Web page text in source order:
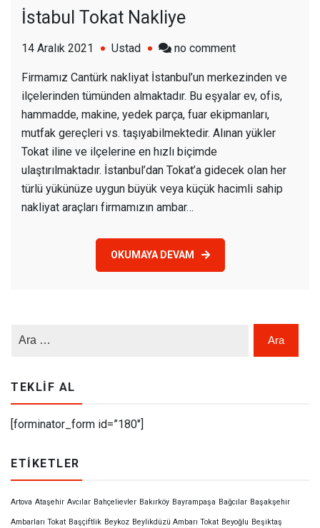
İstabul Tokat Nakliye
14 Aralık 2021 Ustad no commenton
Tokat
Nakliye
Firmamız Cantürk nakliyat İstanbul’un merkezinden ve
ilçelerinden tümünden almaktadır. Bu eşyalar ev, ofis,
hammadde, makine, yedek parça, fuar ekipmanları,
mutfak gereçleri vs. taşıyabilmektedir. Alınan yükler
Tokat iline ve ilçelerine en hızlı biçimde
ulaştırılmaktadır. İstanbul’dan Tokat’a gidecek olan her
türlü yükünüze uygun büyük veya küçük hacimli sahip
nakliyat araçları firmamızın ambar…
OKUMAYA DEVAM
TEKLIF AL
[forminator_form id=”180″]
ETIKETLER
Artova Ataşehir Avcılar Bahçelievler Bakırköy Bayrampaşa Bağcılar Başakşehir
Ambarları Tokat Başçiftlik Beykoz Beylikdüzü Ambarı Tokat Beyoğlu Beşiktaş